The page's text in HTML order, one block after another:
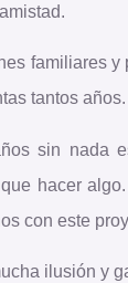
familiares y
tantos años.
sin nada
hacer
con este
ilusión y